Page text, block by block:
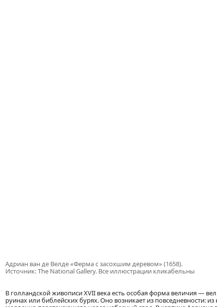
Адриан ван де Велде «Ферма с засохшим деревом» (1658).
Источник: The National Gallery. Все иллюстрации кликабельны
В голландской живописи XVII века есть особая форма величия —
руинах или библейских бурях. Оно возникает из повседневности: